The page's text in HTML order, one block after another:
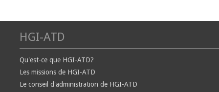
HGI-ATD
Qu'est-ce que HGI-ATD?
Les missions de HGI-ATD
Le conseil d'administration de HGI-ATD